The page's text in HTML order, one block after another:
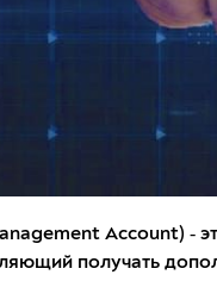
Account) ‑
получать